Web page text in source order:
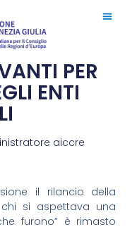
PER
ENTI
aiccre
il rilancio della
chi si aspettava una
furono” è rimasto